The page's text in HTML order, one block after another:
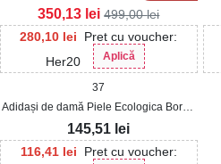
Nardys
280,10 lei
Pret cu voucher:
Her20
Aplică
350,13 lei 499,00lei
37
Adidași de damă Piele Ecologica Bordo
Prysca
116,41 lei
Pret cu voucher:
145,51 lei